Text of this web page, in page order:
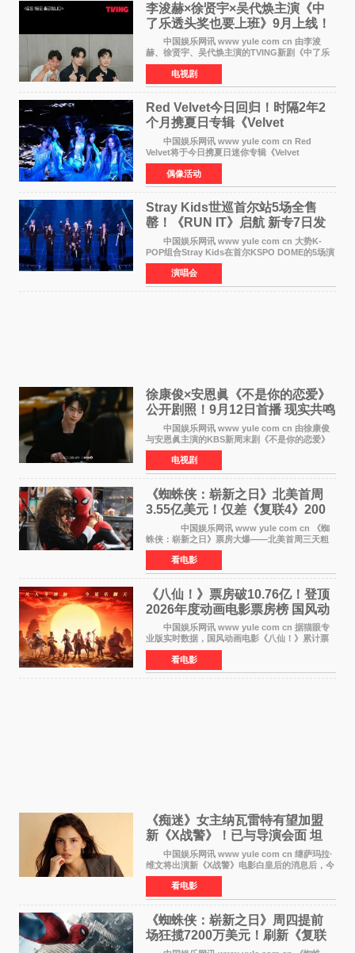
李浚赫×徐贤宇×吴代焕主演《中
了乐透头奖也要上班》9月上线！
TVING先网后台
中国娱乐网讯 www yule com cn 由李浚
赫、徐贤宇、吴代焕主演的TVING新剧《中了乐
透头奖也要上班》定档9月10日播出，随后于9月
14日起登陆tvN月火档，实现先网后台双平台播出
模式。 本剧改
电视剧
Red Velvet今日回归！时隔2年2
个月携夏日专辑《Velvet
Summer》重启完整体活动
中国娱乐网讯 www yule com cn Red
Velvet将于今日携夏日迷你专辑《Velvet
Summer》时隔2年2个月重启完整体活动。这张
于8月3日发行的专辑，主打柔和成熟氛围的夏日
音乐，收录了成员们想着
偶像活动
Stray Kids世巡首尔站5场全售
罄！《RUN IT》启航 新专7日发
中国娱乐网讯 www yule com cn 大势K-
POP组合Stray Kids在首尔KSPO DOME的5场演
唱会全部售罄，为新世界巡演拉开序幕。据所属
社JYP娱乐透露，Stray Kids于上月25至26日、
29日及本月1至2日
演唱会
徐康俊×安恩眞《不是你的恋爱》
公开剧照！9月12日首播 现实共鸣
罗曼史来袭
中国娱乐网讯 www yule com cn 由徐康俊
与安恩眞主演的KBS新周末剧《不是你的恋爱》
于近日公开首波剧照，正式定档9月12日首
播。 剧照中，徐康俊与安恩眞并肩而坐，眼
神中流露出复杂而微
电视剧
《蜘蛛侠：崭新之日》北美首周
3.55亿美元！仅差《复联4》200
万 影史第二全球开画
中国娱乐网讯 www yule com cn 《蜘
蛛侠：崭新之日》票房大爆——北美首周三天粗
报3 55亿美元，仅比影史最高北美开画《复仇者
联盟4：终局之战》的3 571亿美元少200万出头，
精报调整后仍
看电影
《八仙！》票房破10.76亿！登顶
2026年度动画电影票房榜 国风动
画逆袭暑期档
中国娱乐网讯 www yule com cn 据猫眼专
业版实时数据，国风动画电影《八仙！》累计票
房突破10 76亿元，超过《熊出没·年年有熊》，
暂列2026年度动画影片票房榜冠军。该片自暑期
档登陆院线以
看电影
《痴迷》女主纳瓦雷特有望加盟
新《X战警》！已与导演会面 坦
言“魔形女一直很酷”
中国娱乐网讯 www yule com cn 继萨玛拉·
维文将出演新《X战警》电影白皇后的消息后，今
年暑期档大热恐怖片《痴迷》女主角印达·纳瓦雷
特也有望加盟这部备受瞩目的漫威新作——目前
还处于有
看电影
《蜘蛛侠：崭新之日》周四提前
场狂揽7200万美元！刷新《复联
4》保持影史纪录